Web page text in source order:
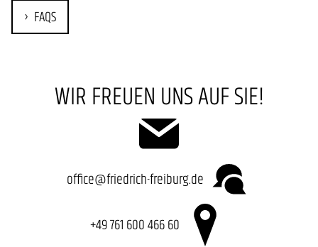
FAQS
WIR FREUEN UNS AUF SIE!
office@friedrich-freiburg.de
+49 761 600 466 60